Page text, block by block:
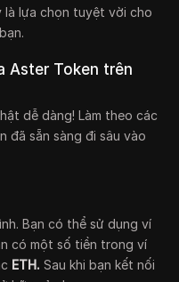
là lựa chọn tuyệt vời cho
Aster Token trên
dễ dàng! Làm theo các
đã sẵn sàng đi sâu vào
Bạn có thể sử dụng ví
có một số tiền trong ví
ETH. Sau khi bạn kết nối